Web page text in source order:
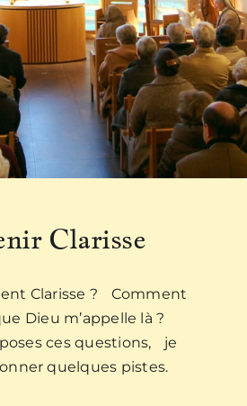
Clarisse
Clarisse ? Comment
Dieu m’appelle là ?
ces questions, je
quelques pistes.